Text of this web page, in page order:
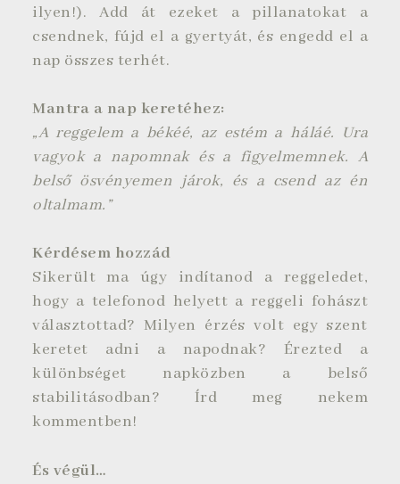
ilyen!). Add át ezeket a pillanatokat a
csendnek, fújd el a gyertyát, és engedd el a
nap összes terhét.
Mantra a nap keretéhez:
„A reggelem a békéé, az estém a háláé. Ura
vagyok a napomnak és a figyelmemnek. A
belső ösvényemen járok, és a csend az én
oltalmam.”
Kérdésem hozzád
Sikerült ma úgy indítanod a reggeledet,
hogy a telefonod helyett a reggeli fohászt
választottad? Milyen érzés volt egy szent
keretet adni a napodnak? Érezted a
különbséget napközben a belső
stabilitásodban? Írd meg nekem
kommentben!
És végül…